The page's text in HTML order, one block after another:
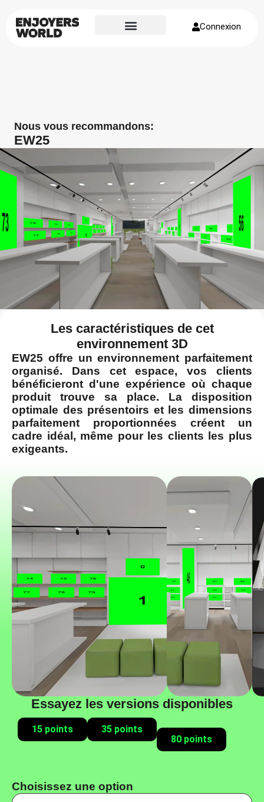
Connexion
Nous vous recommandons:
EW25
Les caractéristiques de cet
environnement 3D
EW25 offre un environnement parfaitement
organisé. Dans cet espace, vos clients
bénéficieront d'une expérience où chaque
produit trouve sa place. La disposition
optimale des présentoirs et les dimensions
parfaitement proportionnées créent un
cadre idéal, même pour les clients les plus
exigeants.
Essayez les versions disponibles
15 points
35 points
80 points
Choisissez une option